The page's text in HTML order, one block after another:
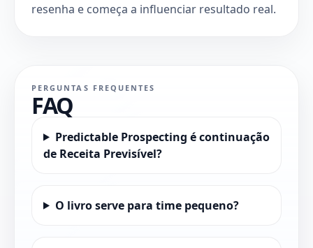
resenha e começa a influenciar resultado real.
PERGUNTAS FREQUENTES
FAQ
Predictable Prospecting é continuação
de Receita Previsível?
O livro serve para time pequeno?